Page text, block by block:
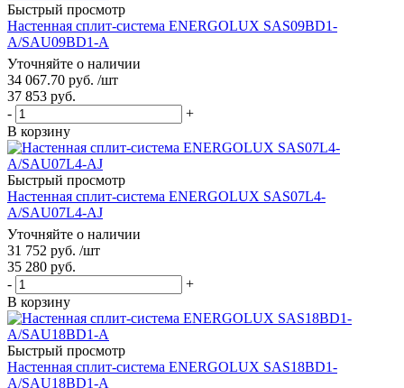
Быстрый просмотр
Настенная сплит-система ENERGOLUX SAS09BD1-
A/SAU09BD1-A
Уточняйте о наличии
34 067.70 руб. /шт
37 853 руб.
-
+
В корзину
Быстрый просмотр
Настенная сплит-система ENERGOLUX SAS07L4-
A/SAU07L4-AJ
Уточняйте о наличии
31 752 руб. /шт
35 280 руб.
-
+
В корзину
Быстрый просмотр
Настенная сплит-система ENERGOLUX SAS18BD1-
A/SAU18BD1-A